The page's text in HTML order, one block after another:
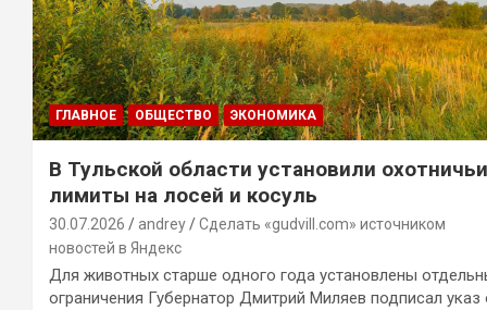
ГЛАВНОЕ ОБЩЕСТВО ЭКОНОМИКА
В Тульской области установили охотничьи
лимиты на лосей и косуль
30.07.2026 andrey
Сделать «gudvill.com» источником
новостей в Яндекс
Для животных старше одного года установлены
ограничения Губернатор Дмитрий Миляев подписал указ